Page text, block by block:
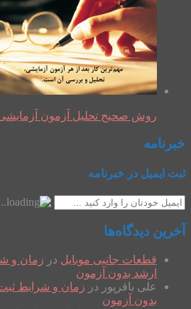
روش صحیح تحلیل آزمون
خبرنامه
ثبت ایمیل در خبرنامه
آخرین دیدگاه‌ها
قطعات جانبی موبایل در زمان و
ارشد بدون آزمون
علی باقرپور در زمان و شرایط
بدون آزمون